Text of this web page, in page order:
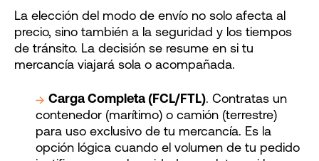
La elección del modo de envío no solo afecta al
precio, sino también a la seguridad y los tiempos
de tránsito. La decisión se resume en si tu
mercancía viajará sola o acompañada.
Carga Completa (FCL/FTL). Contratas un
contenedor (marítimo) o camión (terrestre)
para uso exclusivo de tu mercancía. Es la
opción lógica cuando el volumen de tu pedido